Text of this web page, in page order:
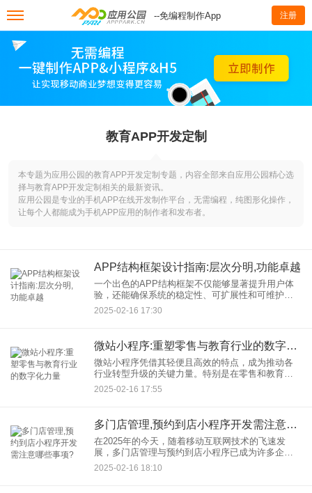
--免编程制作App 注册
教育APP开发定制
本专题为应用公园的教育APP开发定制专题，内容全部来自应用公园精心选
择与教育APP开发定制相关的最新资讯。
应用公园是专业的手机APP在线开发制作平台，无需编程，纯图形化操作，
让每个人都能成为手机APP应用的制作者和发布者。
APP结构框架设计指南:层次分明,功能卓越
一个出色的APP结构框架不仅能够显著提升用户体
验，还能确保系统的稳定性、可扩展性和可维护
性。以下是一份层次分明、功能卓越的APP结构框
架设计指南，这个时候附上成功案例与数据分析。
2025-02-16 17:30
微站小程序:重塑零售与教育行业的数字化力量
微站小程序凭借其轻便且高效的特点，成为推动各
行业转型升级的关键力量。特别是在零售和教育领
域，微站小程序依靠其极为便捷以及非常灵活的优
势，给这两个传统行业注入了新的活力，引发了一
2025-02-16 17:55
多门店管理,预约到店小程序开发需注意哪些事项?
在2025年的今天，随着移动互联网技术的飞速发
展，多门店管理与预约到店小程序已成为许多企业
提升运营效率、优化客户体验的重要工具。不过开
发这样一个小程序不是件简单的事，得让开发者在
2025-02-16 18:10